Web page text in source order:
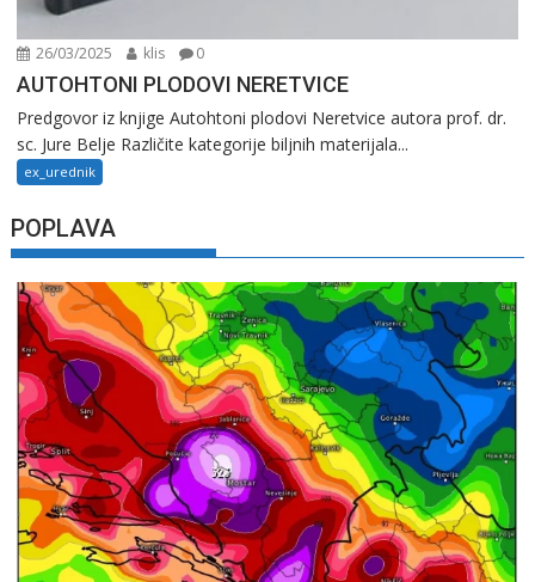
26/03/2025 klis 0
AUTOHTONI PLODOVI NERETVICE
Predgovor iz knjige Autohtoni plodovi Neretvice autora prof. dr.
sc. Jure Belje Različite kategorije biljnih materijala...
ex_urednik
POPLAVA